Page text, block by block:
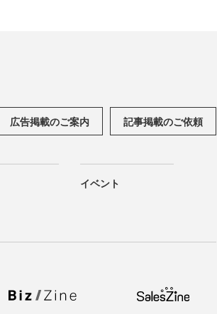
広告掲載のご案内 記事掲載のご依頼
イベント